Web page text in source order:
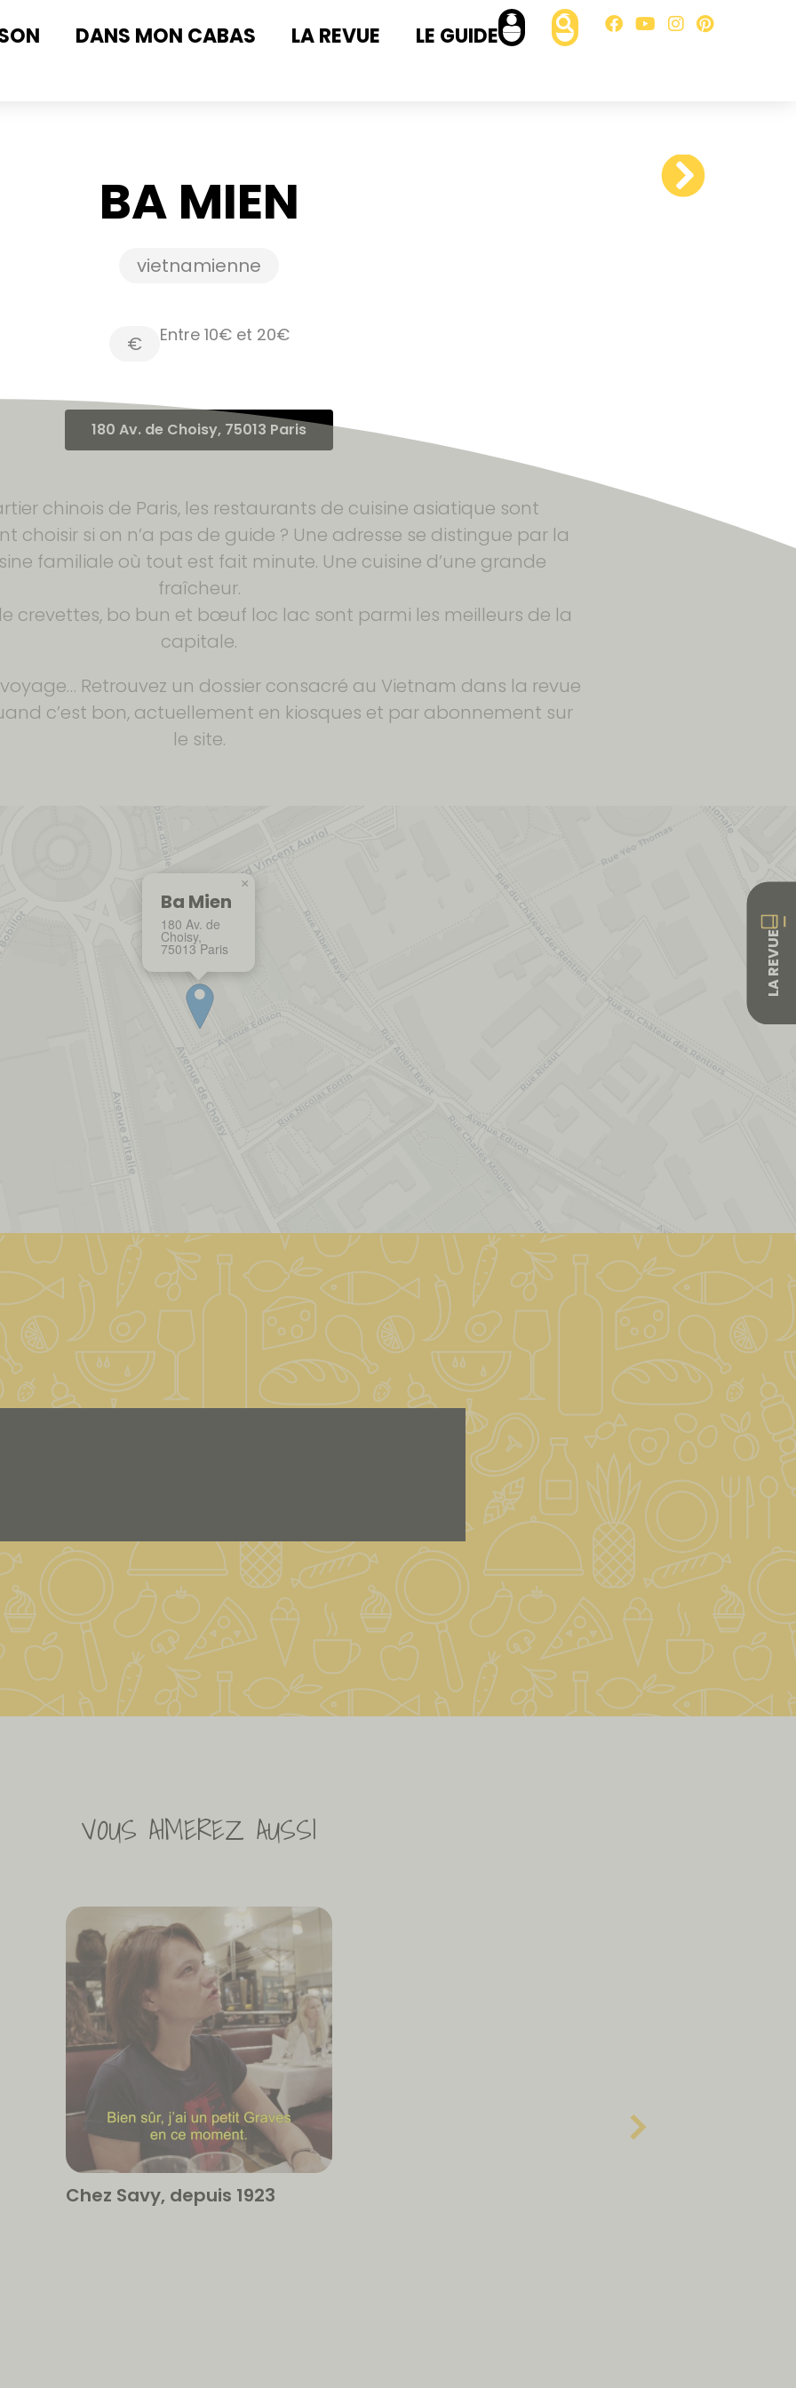
DANS MON CABAS LA REVUE LE GUIDE
BA MIEN
vietnamienne
€ Entre 10€ et 20€
180 Av. de Choisy, 75013 Paris
chinois de Paris, les restaurants de cuisine asiatique sont
choisir si on n’a pas de guide ? Une adresse se distingue par la
familiale où tout est fait minute. Une cuisine d’une grande
fraîcheur.
crevettes, bo bun et bœuf loc lac sont parmi les meilleurs de la
capitale.
Retrouvez un dossier consacré au Vietnam dans la revue
c’est bon, actuellement en kiosques et par abonnement sur
le site.
Ba Mien
180 Av. de
Choisy,
75013 Paris
×
| &copy; OpenStreetMap & Carto | © OpenStreetMap
VOUS AIMEREZ AUSSI
Chez Savy, depuis 1923
LA REVUE